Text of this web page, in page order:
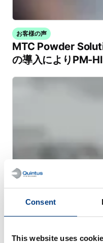
Consent
This website uses
お客様の声
MTC Powder
の導入によりPM-